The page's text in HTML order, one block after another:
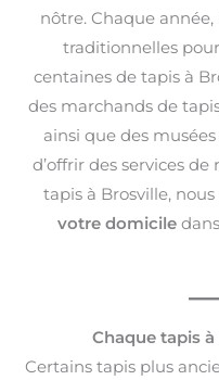
nôtre. Chaque
traditionnelles
centaines de tapis à
des marchands de
ainsi que des
d’offrir des services
tapis à Brosville,
votre domicile
Chaque tapis
Certains tapis plus